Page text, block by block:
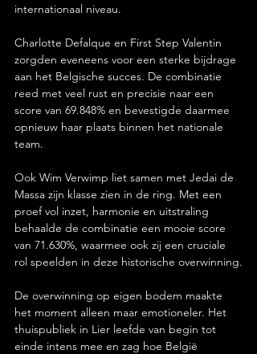
internationaal niveau.
Charlotte Defalque en First Step Valentin
zorgden eveneens voor een sterke bijdrage
aan het Belgische succes. De combinatie
reed met veel rust en precisie naar een
score van 69.848% en bevestigde daarmee
opnieuw haar plaats binnen het nationale
team.
Ook Wim Verwimp liet samen met Jedai de
Massa zijn klasse zien in de ring. Met een
proef vol inzet, harmonie en uitstraling
behaalde de combinatie een mooie score
van 71.630%, waarmee ook zij een cruciale
rol speelden in deze historische overwinning.
De overwinning op eigen bodem maakte
het moment alleen maar emotioneler. Het
thuispubliek in Lier leefde van begin tot
einde intens mee en zag hoe België